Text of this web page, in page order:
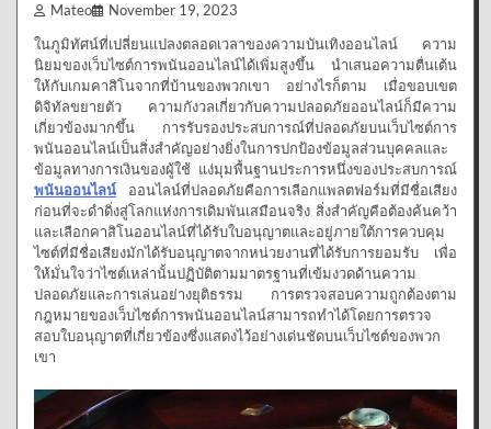
Mateo November 19, 2023
ในภูมิทัศน์ที่เปลี่ยนแปลงตลอดเวลาของความบันเทิงออนไลน์ ความ
นิยมของเว็บไซต์การพนันออนไลน์ได้เพิ่มสูงขึ้น นำเสนอความตื่นเต้น
ให้กับเกมคาสิโนจากที่บ้านของพวกเขา อย่างไรก็ตาม เมื่อขอบเขต
ดิจิทัลขยายตัว ความกังวลเกี่ยวกับความปลอดภัยออนไลน์ก็มีความ
เกี่ยวข้องมากขึ้น การรับรองประสบการณ์ที่ปลอดภัยบนเว็บไซต์การ
พนันออนไลน์เป็นสิ่งสำคัญอย่างยิ่งในการปกป้องข้อมูลส่วนบุคคลและ
ข้อมูลทางการเงินของผู้ใช้ แง่มุมพื้นฐานประการหนึ่งของประสบการณ์
พนันออนไลน์ ออนไลน์ที่ปลอดภัยคือการเลือกแพลตฟอร์มที่มีชื่อเสียง
ก่อนที่จะดำดิ่งสู่โลกแห่งการเดิมพันเสมือนจริง สิ่งสำคัญคือต้องค้นคว้า
และเลือกคาสิโนออนไลน์ที่ได้รับใบอนุญาตและอยู่ภายใต้การควบคุม
ไซต์ที่มีชื่อเสียงมักได้รับอนุญาตจากหน่วยงานที่ได้รับการยอมรับ เพื่อ
ให้มั่นใจว่าไซต์เหล่านั้นปฏิบัติตามมาตรฐานที่เข้มงวดด้านความ
ปลอดภัยและการเล่นอย่างยุติธรรม การตรวจสอบความถูกต้องตาม
กฎหมายของเว็บไซต์การพนันออนไลน์สามารถทำได้โดยการตรวจ
สอบใบอนุญาตที่เกี่ยวข้องซึ่งแสดงไว้อย่างเด่นชัดบนเว็บไซต์ของพวก
เขา